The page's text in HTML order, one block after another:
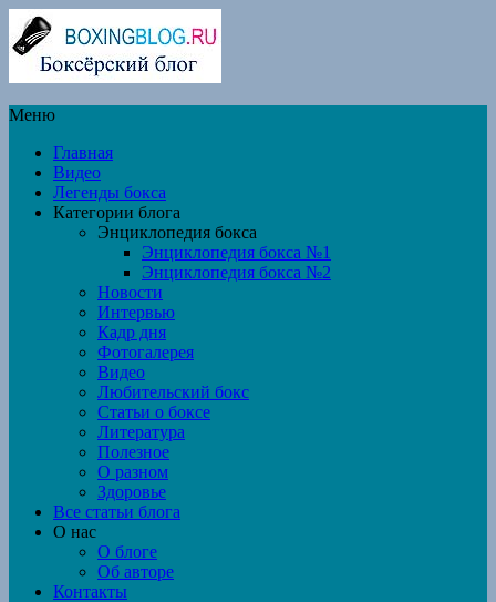
Меню
Главная
Видео
Легенды бокса
Категории блога
Энциклопедия бокса
Энциклопедия бокса №1
Энциклопедия бокса №2
Новости
Интервью
Кадр дня
Фотогалерея
Видео
Любительский бокс
Статьи о боксе
Литература
Полезное
О разном
Здоровье
Все статьи блога
О нас
О блоге
Об авторе
Контакты